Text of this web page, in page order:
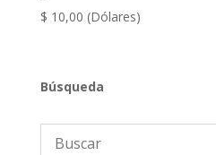
$ 10,00 (Dólares)
Búsqueda